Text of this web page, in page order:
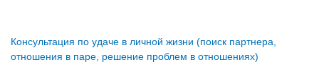
Консультация по удаче в личной жизни (поиск партнера,
отношения в паре, решение проблем в отношениях)